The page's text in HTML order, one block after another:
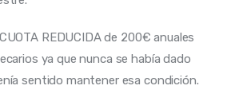
REDUCIDA de 200€ anuales
ya que nunca se había dado
sentido mantener esa condición.